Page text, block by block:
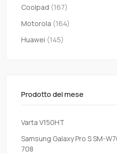
Coolpad (167)
Motorola (164)
Huawei (145)
Prodotto del mese
Varta V150HT
Samsung Galaxy Pro S SM-
708